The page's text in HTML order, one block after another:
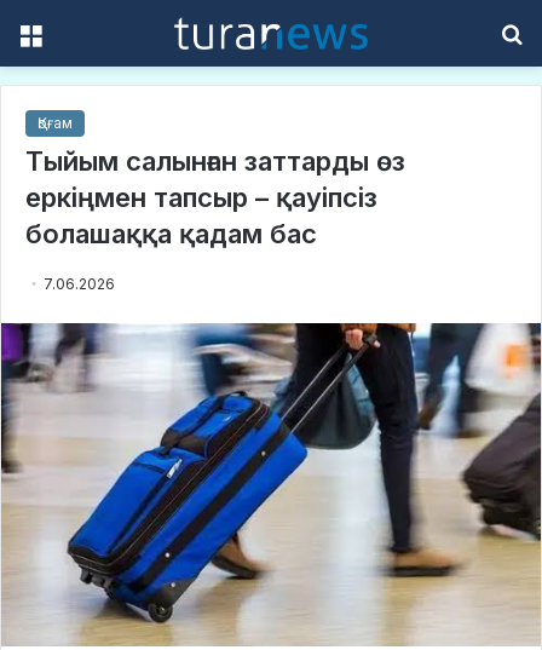
Қоғам
Тыйым салынған заттарды өз
еркіңмен тапсыр – қауіпсіз
болашаққа қадам бас
7.06.2026